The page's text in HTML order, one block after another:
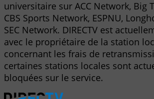
universitaire sur ACC Network, Big
CBS Sports Network, ESPNU,
SEC Network. DIRECTV est
avec le propriétaire de la station
concernant les frais de
certaines stations locales sont
bloquées sur le service.